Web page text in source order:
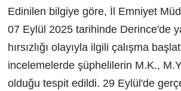
Edinilen bilgiye göre, İl Emniyet
07 Eylül 2025 tarihinde Derince'de
hırsızlığı olayıyla ilgili çalışma
incelemelerde şüphelilerin M.K.,
olduğu tespit edildi. 29 Eylül'de